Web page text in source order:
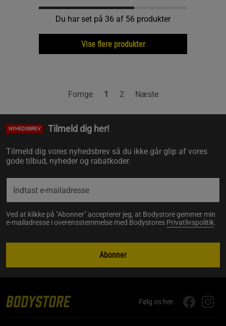
Du har set på 36 af 56 produkter
Vise flere produkter
Forrige 1 2 Næste
NYHEDSBREV Tilmeld dig her!
Tilmeld dig vores nyhedsbrev så du ikke går glip af vores
gode tilbud, nyheder og rabatkoder.
Ved at klikke på "Abonner" accepterer jeg, at Bodystore gemmer min
e-mailadresse i overensstemmelse med Bodystores Privatlivspolitik.
Abonner
Følg os her: